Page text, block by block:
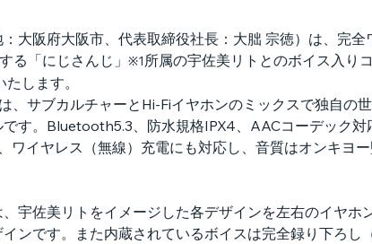
大阪府大阪市、代表取締役社長：大朏 宗徳）は、完
る「にじさんじ」 ※1所属の宇佐美リトとのボイス入り
します。
サブカルチャーとHi-Fiイヤホンのミックスで独自の
す。Bluetooth5.3、防水規格IPX4、AACコーデック
ワイヤレス（無線）充電にも対応し、音質はオンキヨ
宇佐美リトをイメージした各デザインを左右のイヤ
ンです。また内蔵されているボイスは完全録り下ろし